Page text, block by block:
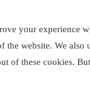
your experience
website. We also
of these cookies.